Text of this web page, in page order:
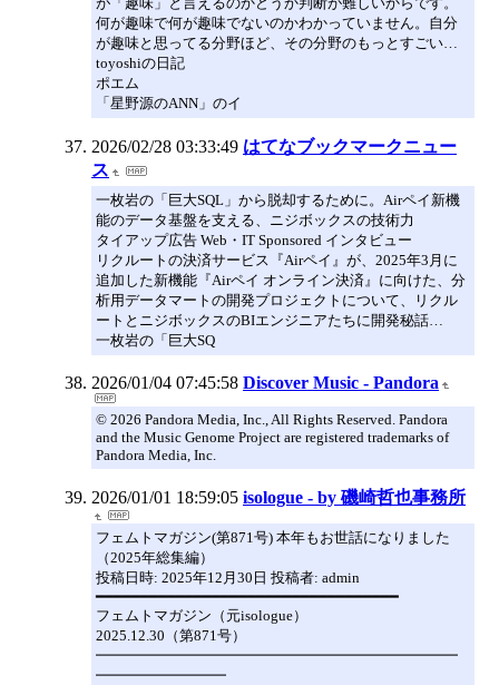
何が趣味で何が趣味でないのかわかっていません。自分
が趣味と思ってる分野ほど、その分野のもっとすごい…
toyoshiの日記
ポエム
「星野源のANN」のイ
2026/02/28 03:33:49 はてなブックマークニュー
ス
一枚岩の「巨大SQL」から脱却するために。Airペイ新機
能のデータ基盤を支える、ニジボックスの技術力
タイアップ広告 Web・IT Sponsored インタビュー
リクルートの決済サービス『Airペイ』が、2025年3月に
追加した新機能『Airペイ オンライン決済』に向けた、分
析用データマートの開発プロジェクトについて、リクル
ートとニジボックスのBIエンジニアたちに開発秘話…
一枚岩の「巨大SQ
2026/01/04 07:45:58 Discover Music - Pandora
© 2026 Pandora Media, Inc., All Rights Reserved. Pandora
and the Music Genome Project are registered trademarks of
Pandora Media, Inc.
2026/01/01 18:59:05 isologue - by 磯崎哲也事務所
フェムトマガジン(第871号) 本年もお世話になりました
（2025年総集編）
投稿日時: 2025年12月30日 投稿者: admin
━━━━━━━━━━━━━━━━━━━━━━━━━━━━━━━━━━
フェムトマガジン（元isologue）
2025.12.30（第871号）
━━━━━━━━━━━━━━━━━━━━━━━━━
━━━━━━━━━